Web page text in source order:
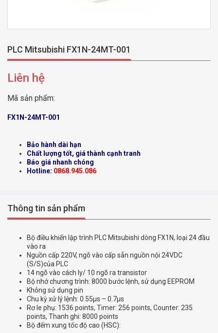
PLC Mitsubishi FX1N-24MT-001
Liên hệ
Mã sản phẩm:
FX1N-24MT-001
Bảo hành dài hạn
Chất lượng tốt, giá thành cạnh tranh
Báo giá nhanh chóng
Hotline: 0868.945.086
Thông tin sản phẩm
Bộ điều khiển lập trình PLC Mitsubishi dòng FX1N, loại 24 đầu
vào ra
Nguồn cấp 220V, ngõ vào cấp sẵn nguồn nội 24VDC
(S/S)của PLC
14 ngõ vào cách ly/ 10 ngõ ra transistor
Bộ nhớ chương trình: 8000 bước lệnh, sử dụng EEPROM
Không sử dụng pin
Chu kỳ xử lý lệnh: 0.55µs – 0.7µs
Rơ le phụ: 1536 points, Timer: 256 points, Counter: 235
points, Thanh ghi: 8000 points
Bộ đếm xung tốc độ cao (HSC):